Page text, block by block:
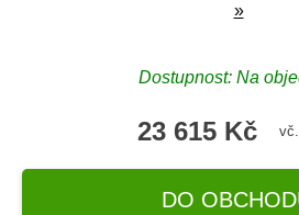
»
Dostupnost: Na
23 615 Kč
DO